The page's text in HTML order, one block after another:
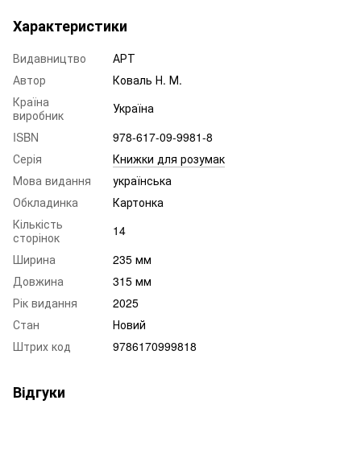
Характеристики
Видавництво
АРТ
Автор
Коваль Н. М.
Країна
виробник
Україна
ISBN
978-617-09-9981-8
Серія
Книжки для розумак
Мова видання
українська
Обкладинка
Картонка
Кількість
сторінок
14
Ширина
235 мм
Довжина
315 мм
Рік видання
2025
Стан
Новий
Штрих код
9786170999818
Відгуки